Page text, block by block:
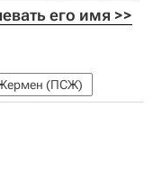
его имя >>
(ПСЖ)